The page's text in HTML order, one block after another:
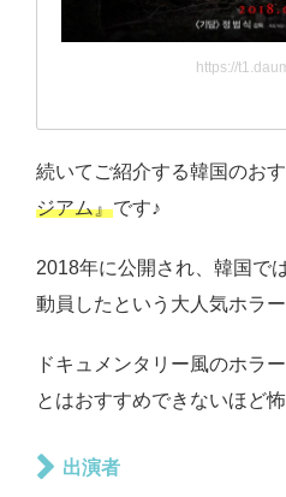
https://
続いてご紹介する韓国のお
ジアム』です♪
2018年に公開され、韓国で
動員したという大人気ホラー
ドキュメンタリー風のホラ
とはおすすめできないほど
出演者